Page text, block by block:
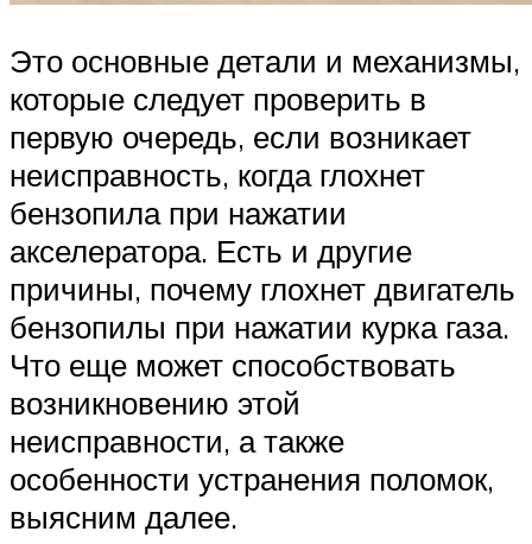
Это основные детали и механизмы,
которые следует проверить в
первую очередь, если возникает
неисправность, когда глохнет
бензопила при нажатии
акселератора. Есть и другие
причины, почему глохнет двигатель
бензопилы при нажатии курка газа.
Что еще может способствовать
возникновению этой
неисправности, а также
особенности устранения поломок,
выясним далее.